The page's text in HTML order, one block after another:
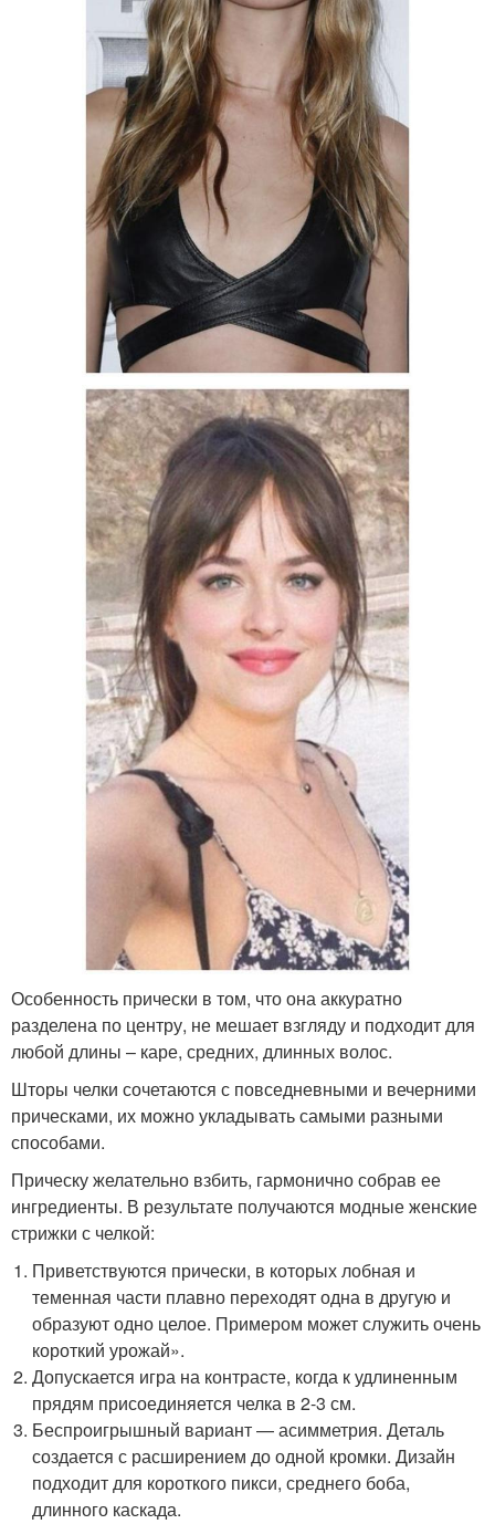
Особенность прически в том, что она аккуратно
разделена по центру, не мешает взгляду и подходит для
любой длины – каре, средних, длинных волос.
Шторы челки сочетаются с повседневными и вечерними
прическами, их можно укладывать самыми разными
способами.
Прическу желательно взбить, гармонично собрав ее
ингредиенты. В результате получаются модные женские
стрижки с челкой:
Приветствуются прически, в которых лобная и
теменная части плавно переходят одна в другую и
образуют одно целое. Примером может служить очень
короткий урожай».
Допускается игра на контрасте, когда к удлиненным
прядям присоединяется челка в 2-3 см.
Беспроигрышный вариант — асимметрия. Деталь
создается с расширением до одной кромки. Дизайн
подходит для короткого пикси, среднего боба,
длинного каскада.